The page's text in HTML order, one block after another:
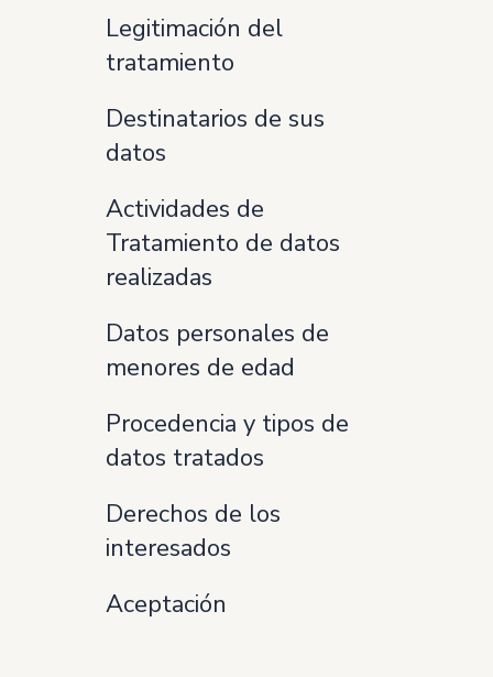
Legitimación del
tratamiento
Destinatarios de sus
datos
Actividades de
Tratamiento de datos
realizadas
Datos personales de
menores de edad
Procedencia y tipos de
datos tratados
Derechos de los
interesados
Aceptación